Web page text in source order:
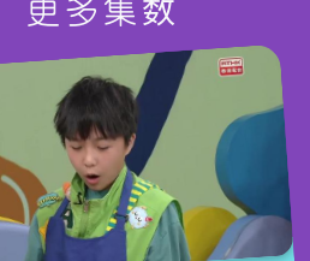
更多集数